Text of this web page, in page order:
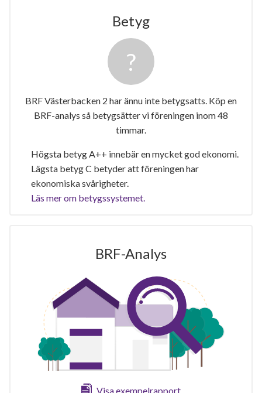
Betyg
BRF Västerbacken 2 har ännu inte betygsatts. Köp en
BRF-analys så betygsätter vi föreningen inom 48
timmar.
Högsta betyg A++ innebär en mycket god ekonomi.
Lägsta betyg C betyder att föreningen har
ekonomiska svårigheter.
Läs mer om betygssystemet.
BRF-Analys
Visa exempelrapport